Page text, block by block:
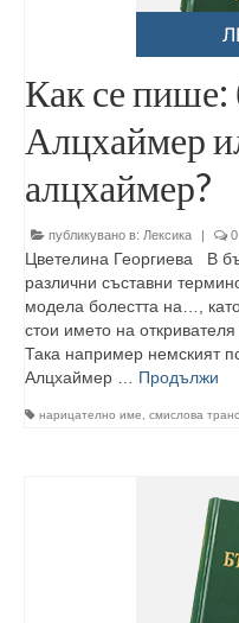
Как се пише:
Алцхаймер
алцхаймер?
публикувано в: Лексика | 0
Цветелина Георгиева В
различни съставни
модела болестта на…,
стои името на
Така например немският
Алцхаймер … Продължи
нарицателно име смислова